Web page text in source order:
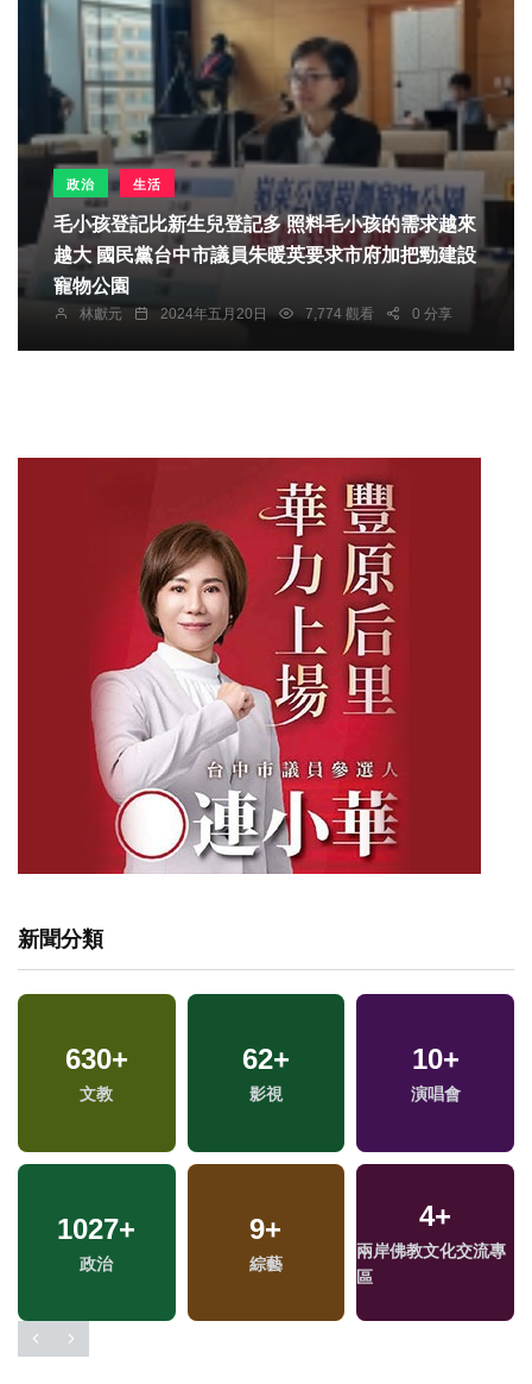
政治 生活
毛小孩登記比新生兒登記多 照料毛小孩的需求越來
越大 國民黨台中市議員朱暖英要求市府加把勁建設
寵物公園
林獻元 2024年五月20日 7,774 觀看 0 分享
新聞分類
630+
文教
62+
影視
10+
演唱會
1027+
政治
9+
綜藝
4+
兩岸佛教文化交流專
區